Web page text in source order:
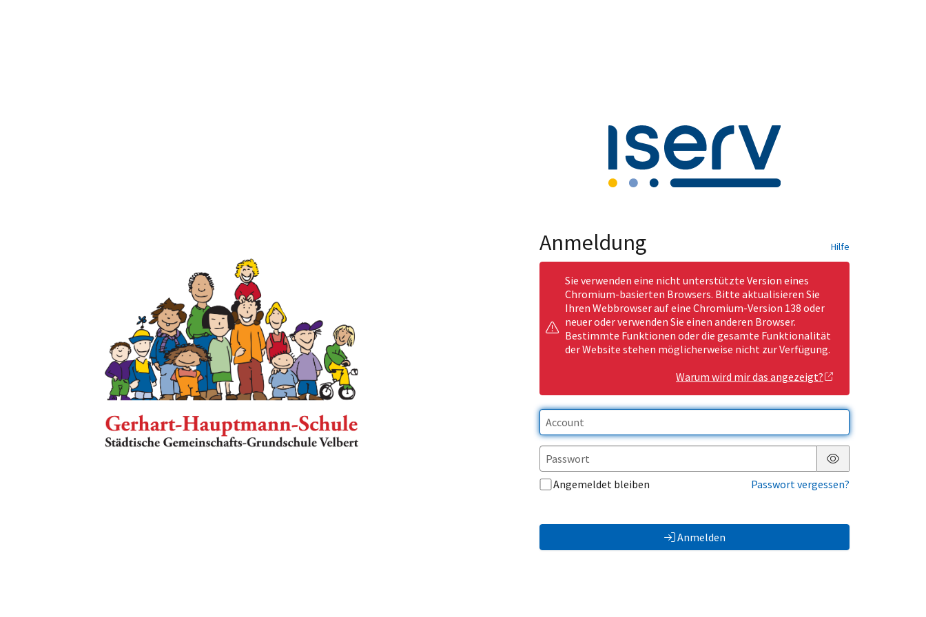
Anmeldung Hilfe
Sie verwenden eine nicht unterstützte Version eines
Chromium-basierten Browsers. Bitte aktualisieren Sie
Ihren Webbrowser auf eine Chromium-Version 138 oder
neuer oder verwenden Sie einen anderen Browser.
Bestimmte Funktionen oder die gesamte Funktionalität
der Website stehen möglicherweise nicht zur Verfügung.
Warum wird mir das angezeigt?
Passwort anzeigen
Angemeldet bleiben
Passwort vergessen?
Anmelden